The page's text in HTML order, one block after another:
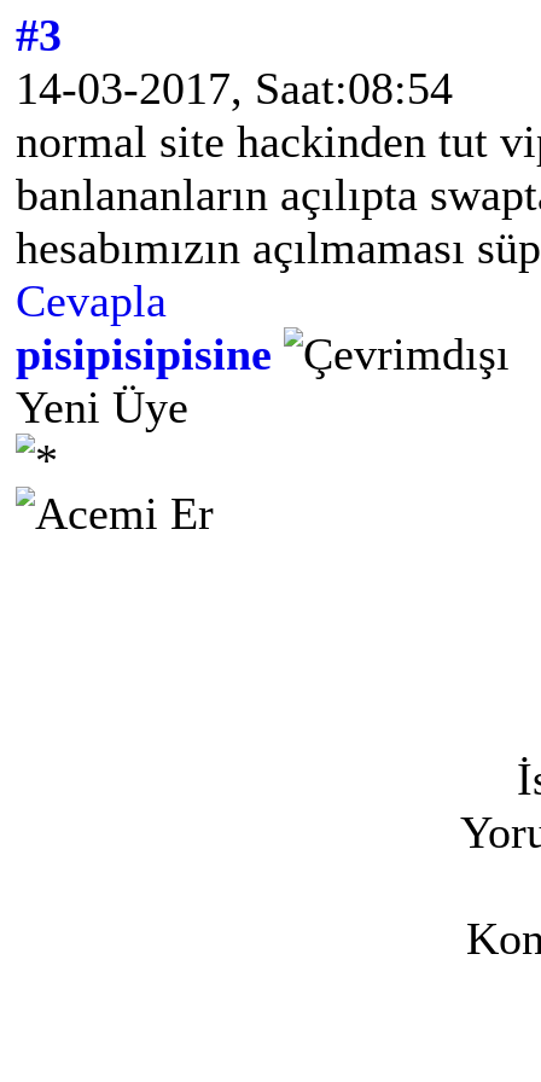
#3
14-03-2017, Saat:08:54
normal site hackinden tut
banlananların açılıpta
hesabımızın açılmaması
Cevapla
pisipisipisine
Yeni Üye